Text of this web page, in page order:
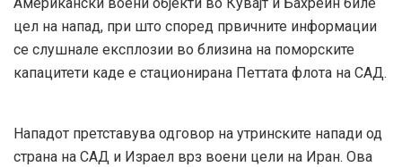
цел на напад, при што според првичните информации
се слушнале експлозии во близина на поморските
капацитети каде е стационирана Петтата флота на САД.
Нападот претставува одговор на утринските напади од
страна на САД и Израел врз воени цели на Иран. Ова